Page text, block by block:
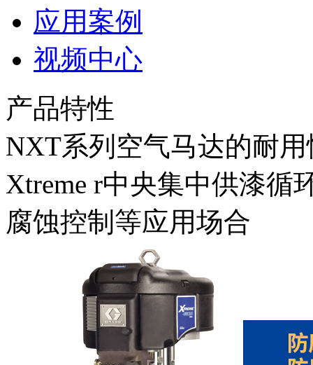
应用案例
视频中心
产品特性
NXT系列空气马达的耐
Xtreme r中央集中供漆循
腐蚀控制等应用场合